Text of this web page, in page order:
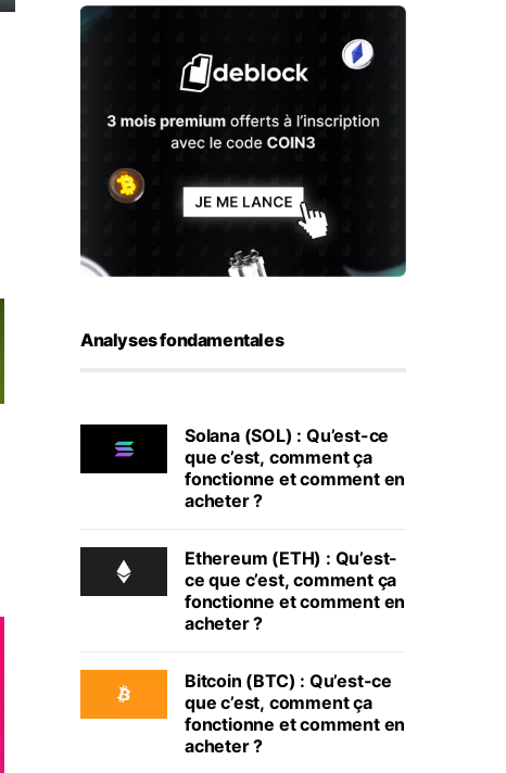
Analyses fondamentales
Solana (SOL) : Qu’est-ce
que c’est, comment ça
fonctionne et comment en
acheter ?
Ethereum (ETH) : Qu’est-
ce que c’est, comment ça
fonctionne et comment en
acheter ?
Bitcoin (BTC) : Qu’est-ce
que c’est, comment ça
fonctionne et comment en
acheter ?